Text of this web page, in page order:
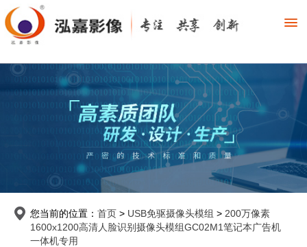
您当前的位置： 首页 > USB免驱摄像头模组 > 200万像素
1600x1200高清人脸识别摄像头模组GC02M1笔记本广告机
一体机专用